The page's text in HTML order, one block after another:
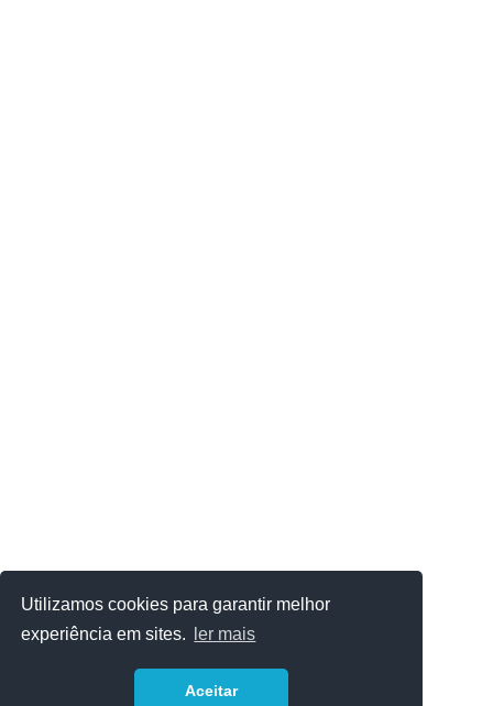
Utilizamos cookies para garantir melhor
experiência em sites.
ler mais
Aceitar